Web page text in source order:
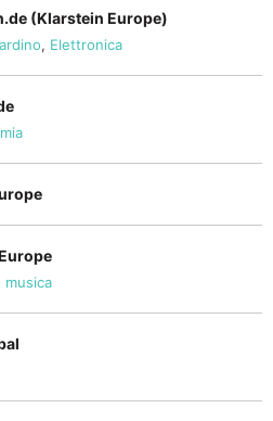
(Klarstein Europe)
, Elettronica
musica